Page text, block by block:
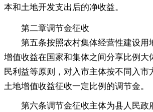
本和土地开发支出后的净收益。
第二章调节金征收
第五条按照农村集体经营性建设用
增值收益在国家和集体之间分享比例大
民利益等原则 ， 对入市主体按不同入市
土地增值收益征收一定比例的调节金。
第六条调节金征收主体为县人民政